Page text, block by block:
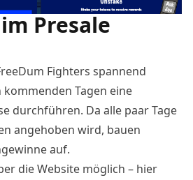
Presale
Fighters spannend
Tagen eine
durchführen. Da alle paar Tage
angehoben wird, bauen
auf.
die Website möglich – hier